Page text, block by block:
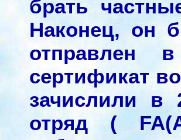
брать
Наконец, он
отправлен
сертификат
зачислили в
отряд (